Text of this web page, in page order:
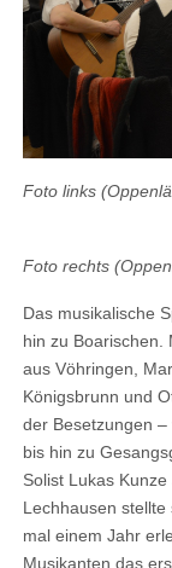
Foto links
Foto rechts
Das musikalische
hin zu Boarischen.
aus Vöhringen,
Königsbrunn und
der Besetzungen
bis hin zu
Solist Lukas
Lechhausen stellte
mal einem Jahr
Musikanten das